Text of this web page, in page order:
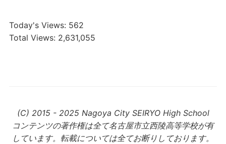
Today's Views: 562
Total Views: 2,631,055
(C) 2015 - 2025 Nagoya City SEIRYO High School
コンテンツの著作権は全て名古屋市立西陵高等学校が有
しています。転載については全てお断りしております。